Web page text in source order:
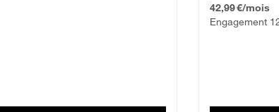
42,99 €/mois
Engagement